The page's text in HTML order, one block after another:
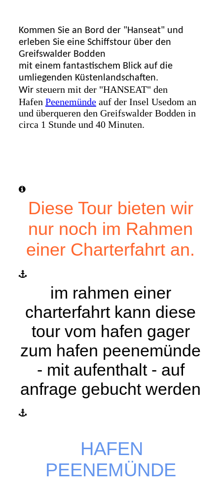
Kommen Sie an Bord der "Hanseat" und
erleben Sie eine Schiffstour über den
Greifswalder Bodden
mit einem fantastischem Blick auf die
umliegenden Küstenlandschaften.
Wir steuern mit der "HANSEAT" den
Hafen Peenemündeauf der Insel Usedom an
und überqueren den Greifswalder Bodden in
circa 1 Stunde und 40 Minuten.
Diese Tour bieten wir
nur noch im Rahmen
einer Charterfahrt an.
im rahmen einer
charterfahrt kann diese
tour vom hafen gager
zum hafen peenemünde
- mit aufenthalt - auf
anfrage gebucht werden
HAFEN
PEENEMÜNDE